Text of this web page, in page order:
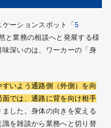
ーションスポット「5
と業務の相談へと発展する様
深いのは、ワーカーの「身
いよう通路側（外側）を向
では、通路に背を向け相手
ました。身体の向きを変える
を雑談から業務へと切り替